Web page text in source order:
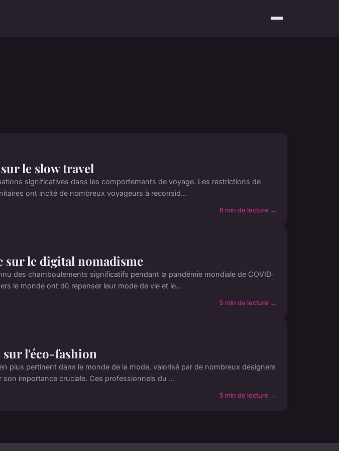
le slow travel
significatives dans les comportements de voyage. Les restrictions de
ont incité de nombreux voyageurs à reconsid...
6 min de lecture →
sur le digital nomadisme
des chamboulements significatifs pendant la pandémie mondiale de COVID-
le monde ont dû repenser leur mode de vie et le...
5 min de lecture →
l'éco-fashion
plus pertinent dans le monde de la mode, valorisé par de nombreux designers
importance cruciale. Ces professionnels du ...
5 min de lecture →